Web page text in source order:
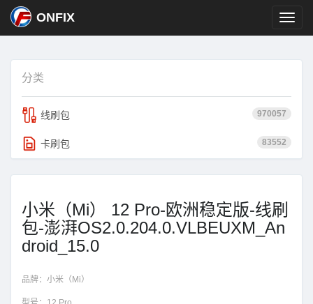
ONFIX
分类
970057
线刷包
83552
卡刷包
小米（Mi） 12 Pro-欧洲稳定版-线刷
包-澎湃OS2.0.204.0.VLBEUXM_An
droid_15.0
品牌： 小米（Mi）